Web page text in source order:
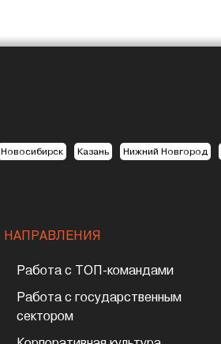
Новосибирск Казань Нижний Новгород
НАПРАВЛЕНИЯ
Работа с ТОП-командами
Работа с государственным
сектором